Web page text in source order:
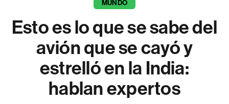
MUNDO
Esto es lo que se sabe del
avión que se cayó y
estrelló en la India:
hablan expertos